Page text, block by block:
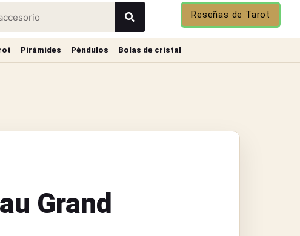
Reseñas de Tarot
Pirámides Péndulos Bolas de cristal
Grand